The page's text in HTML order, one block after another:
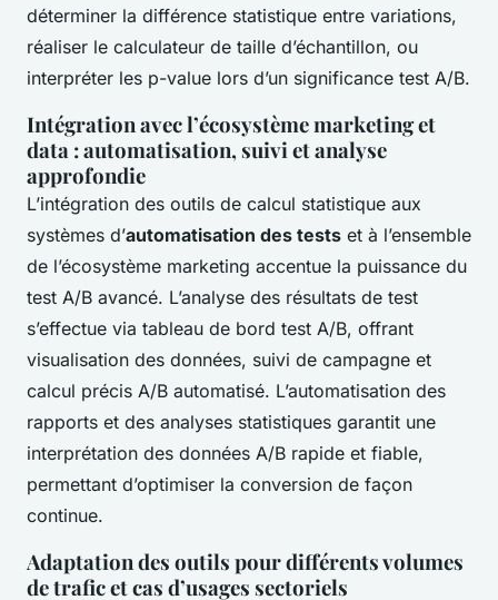
déterminer la différence statistique entre variations,
réaliser le calculateur de taille d’échantillon, ou
interpréter les p-value lors d’un significance test A/B.
Intégration avec l’écosystème marketing et
data : automatisation, suivi et analyse
approfondie
L’intégration des outils de calcul statistique aux
systèmes d’automatisation des tests et à l’ensemble
de l’écosystème marketing accentue la puissance du
test A/B avancé. L’analyse des résultats de test
s’effectue via tableau de bord test A/B, offrant
visualisation des données, suivi de campagne et
calcul précis A/B automatisé. L’automatisation des
rapports et des analyses statistiques garantit une
interprétation des données A/B rapide et fiable,
permettant d’optimiser la conversion de façon
continue.
Adaptation des outils pour différents volumes
de trafic et cas d’usages sectoriels